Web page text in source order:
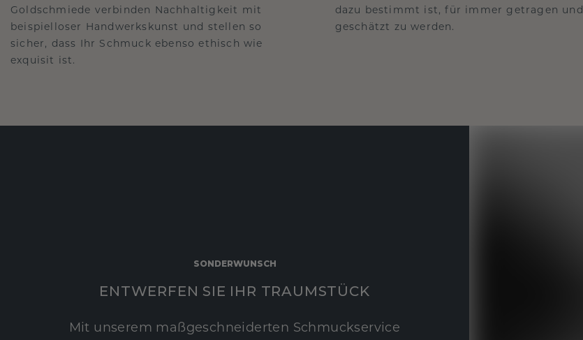
Goldschmiede verbinden Nachhaltigkeit mit
beispielloser Handwerkskunst und stellen so
sicher, dass Ihr Schmuck ebenso ethisch wie
exquisit ist.
dazu bestimmt ist, für immer getragen und
geschätzt zu werden.
SONDERWUNSCH
ENTWERFEN SIE IHR TRAUMSTÜCK
Mit unserem maßgeschneiderten Schmuckservice